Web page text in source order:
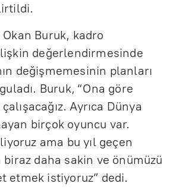
Buruk, kadro
değerlendirmesinde
değişmemesinin planları
Buruk, “Ona göre
Ayrıca Dünya
birçok oyuncu var.
ama bu yıl geçen
biraz daha sakin ve önümüzü
etmek istiyoruz” dedi.